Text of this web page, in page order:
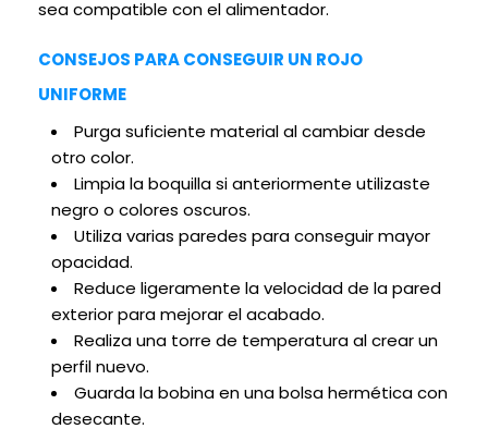
sea compatible con el alimentador.
CONSEJOS PARA CONSEGUIR UN ROJO
UNIFORME
Purga suficiente material al cambiar desde
otro color.
Limpia la boquilla si anteriormente utilizaste
negro o colores oscuros.
Utiliza varias paredes para conseguir mayor
opacidad.
Reduce ligeramente la velocidad de la pared
exterior para mejorar el acabado.
Realiza una torre de temperatura al crear un
perfil nuevo.
Guarda la bobina en una bolsa hermética con
desecante.